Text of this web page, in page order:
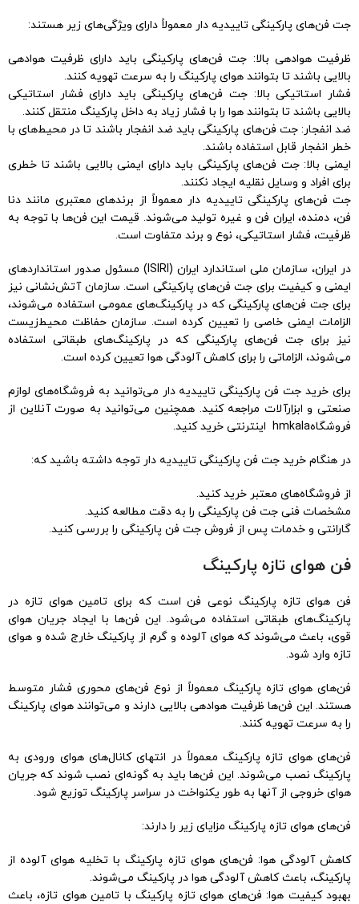
جت فن‌های پارکینگی تاییدیه دار معمولاً دارای ویژگی‌های زیر هستند:
ظرفیت هوادهی بالا: جت فن‌های پارکینگی باید دارای ظرفیت هوادهی
بالایی باشند تا بتوانند هوای پارکینگ را به سرعت تهویه کنند.
فشار استاتیکی بالا: جت فن‌های پارکینگی باید دارای فشار استاتیکی
بالایی باشند تا بتوانند هوا را با فشار زیاد به داخل پارکینگ منتقل کنند.
ضد انفجار: جت فن‌های پارکینگی باید ضد انفجار باشند تا در محیط‌های با
خطر انفجار قابل استفاده باشند.
ایمنی بالا: جت فن‌های پارکینگی باید دارای ایمنی بالایی باشند تا خطری
برای افراد و وسایل نقلیه ایجاد نکنند.
جت فن‌های پارکینگی تاییدیه دار معمولاً از برندهای معتبری مانند دنا
فن، دمنده، ایران فن و غیره تولید می‌شوند. قیمت این فن‌ها با توجه به
ظرفیت، فشار استاتیکی، نوع و برند متفاوت است.
در ایران، سازمان ملی استاندارد ایران (ISIRI) مسئول صدور استانداردهای
ایمنی و کیفیت برای جت فن‌های پارکینگی است. سازمان آتش‌نشانی نیز
برای جت فن‌های پارکینگی که در پارکینگ‌های عمومی استفاده می‌شوند،
الزامات ایمنی خاصی را تعیین کرده است. سازمان حفاظت محیط‌زیست
نیز برای جت فن‌های پارکینگی که در پارکینگ‌های طبقاتی استفاده
می‌شوند، الزاماتی را برای کاهش آلودگی هوا تعیین کرده است.
برای خرید جت فن پارکینگی تاییدیه دار می‌توانید به فروشگاه‌های لوازم
صنعتی و ابزارآلات مراجعه کنید. همچنین می‌توانید به صورت آنلاین از
فروشگاه‌hmkala اینترنتی خرید کنید.
در هنگام خرید جت فن پارکینگی تاییدیه دار توجه داشته باشید که:
از فروشگاه‌های معتبر خرید کنید.
مشخصات فنی جت فن پارکینگی را به دقت مطالعه کنید.
گارانتی و خدمات پس از فروش جت فن پارکینگی را بررسی کنید.
فن هوای تازه پارکینگ
فن هوای تازه پارکینگ نوعی فن است که برای تامین هوای تازه در
پارکینگ‌های طبقاتی استفاده می‌شود. این فن‌ها با ایجاد جریان هوای
قوی، باعث می‌شوند که هوای آلوده و گرم از پارکینگ خارج شده و هوای
تازه وارد شود.
فن‌های هوای تازه پارکینگ معمولاً از نوع فن‌های محوری فشار متوسط
هستند. این فن‌ها ظرفیت هوادهی بالایی دارند و می‌توانند هوای پارکینگ
را به سرعت تهویه کنند.
فن‌های هوای تازه پارکینگ معمولاً در انتهای کانال‌های هوای ورودی به
پارکینگ نصب می‌شوند. این فن‌ها باید به گونه‌ای نصب شوند که جریان
هوای خروجی از آنها به طور یکنواخت در سراسر پارکینگ توزیع شود.
فن‌های هوای تازه پارکینگ مزایای زیر را دارند:
کاهش آلودگی هوا: فن‌های هوای تازه پارکینگ با تخلیه هوای آلوده از
پارکینگ، باعث کاهش آلودگی هوا در پارکینگ می‌شوند.
بهبود کیفیت هوا: فن‌های هوای تازه پارکینگ با تامین هوای تازه، باعث